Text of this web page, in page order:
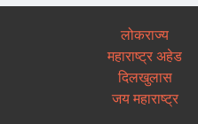
लोकराज्य
महाराष्ट्र अहेड
दिलखुलास
जय महाराष्ट्र